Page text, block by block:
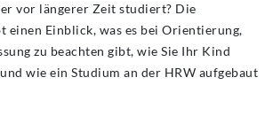
vor längerer Zeit studiert? Die
einen Einblick, was es bei Orientierung,
zu beachten gibt, wie Sie Ihr Kind
wie ein Studium an der HRW aufgebaut